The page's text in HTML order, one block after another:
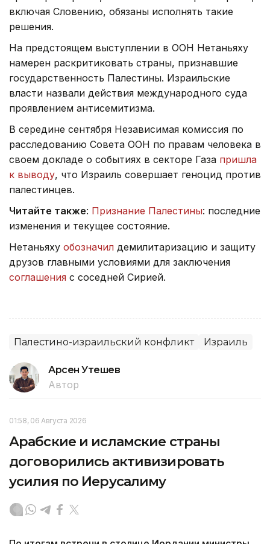
включая Словению, обязаны исполнять такие
решения.
На предстоящем выступлении в ООН Нетаньяху
намерен раскритиковать страны, признавшие
государственность Палестины. Израильские
власти назвали действия международного суда
проявлением антисемитизма.
В середине сентября Независимая комиссия по
расследованию Совета ООН по правам человека в
своем докладе о событиях в секторе Газа пришла
к выводу, что Израиль совершает геноцид против
палестинцев.
Читайте также: Признание Палестины: последние
изменения и текущее состояние.
Нетаньяху обозначил демилитаризацию и защиту
друзов главными условиями для заключения
соглашения с соседней Сирией.
Палестино-израильский конфликт Израиль
Арсен Утешев
Автор
01:58, 06 Августа 2026
Арабские и исламские страны
договорились активизировать
усилия по Иерусалиму